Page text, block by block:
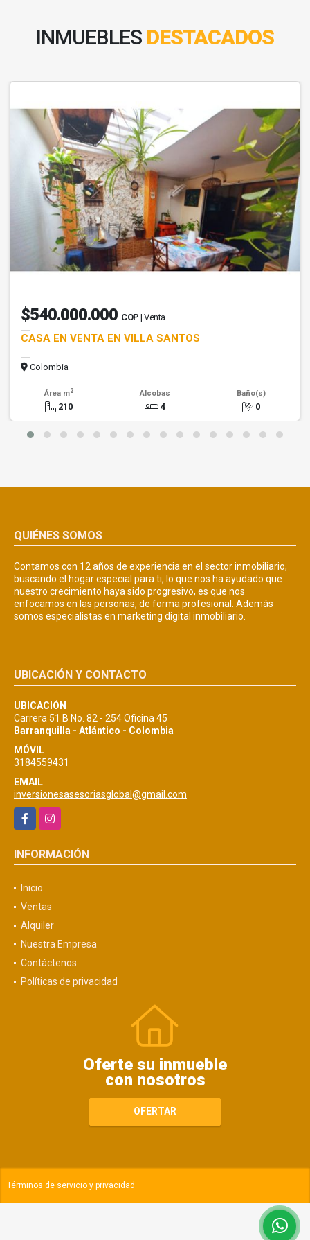
INMUEBLES DESTACADOS
$540.000.000 COP | Venta
CASA EN VENTA EN VILLA SANTOS
Colombia
Área m2
210
Alcobas
4
Baño(s)
0
QUIÉNES SOMOS
Contamos con 12 años de experiencia en el sector inmobiliario,
buscando el hogar especial para ti, lo que nos ha ayudado que
nuestro crecimiento haya sido progresivo, es que nos
enfocamos en las personas, de forma profesional. Además
somos especialistas en marketing digital inmobiliario.
UBICACIÓN Y CONTACTO
UBICACIÓN
Carrera 51 B No. 82 - 254 Oficina 45
Barranquilla - Atlántico - Colombia
MÓVIL
3184559431
EMAIL
inversionesasesoriasglobal@gmail.com
FacebookInstagram
INFORMACIÓN
Inicio
Ventas
Alquiler
Nuestra Empresa
Contáctenos
Políticas de privacidad
Oferte su inmueble
con nosotros
OFERTAR
Términos de servicio y privacidad